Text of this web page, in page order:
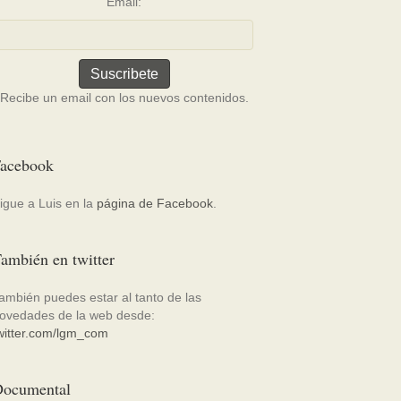
Recibe un email con los nuevos contenidos.
a Luis en la página de Facebook
en twitter
puedes estar al tanto de las
de la web desde:
lgm_com